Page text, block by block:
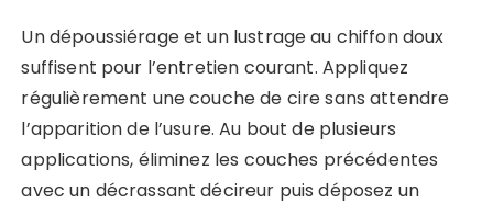
Un dépoussiérage et un lustrage au chiffon doux
suffisent pour l’entretien courant. Appliquez
régulièrement une couche de cire sans attendre
l’apparition de l’usure. Au bout de plusieurs
applications, éliminez les couches précédentes
avec un décrassant décireur puis déposez un